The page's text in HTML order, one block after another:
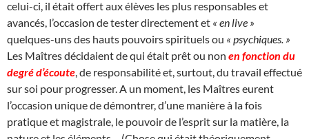
celui-ci, il était offert aux élèves les plus responsables et
avancés, l’occasion de tester directement et « en live »
quelques-uns des hauts pouvoirs spirituels ou « psychiques. »
Les Maîtres décidaient de qui était prêt ou non en fonction du
degré d’écoute , de responsabilité et, surtout, du travail effectué
sur soi pour progresser. A un moment, les Maîtres eurent
l’occasion unique de démontrer, d’une manière à la fois
pratique et magistrale, le pouvoir de l’esprit sur la matière, la